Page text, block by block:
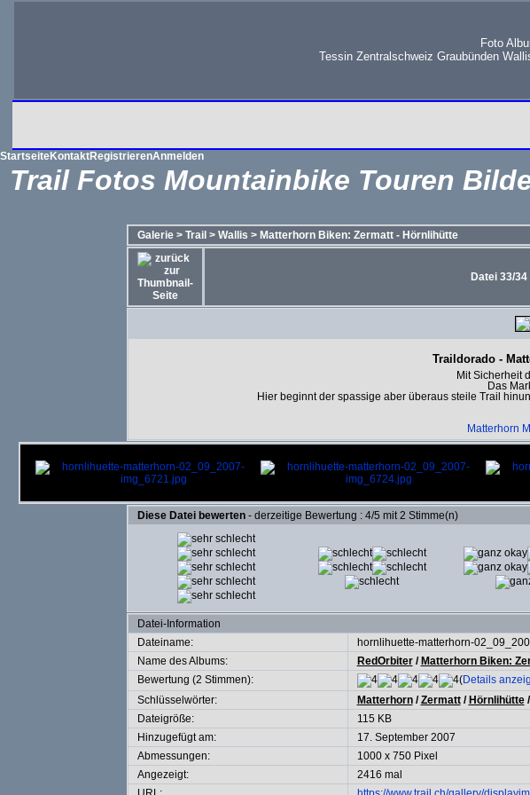
Foto
Tessin Zentralschweiz Graubünden
StartseiteKontaktRegistrierenAnmelden
Trail Fotos Mountainbike Touren
Galerie> Trail > Wallis > Matterhorn Biken: Zermatt - Hörnlihütte
Datei 33/34
Traildorado -
Mit Sicherheit
Das
Hier beginnt der spassige aber überaus steile Trail
Matterhorn
Diese Datei bewerten- derzeitige Bewertung : 4/5 mit 2 Stimme(n)
Datei-Information
Dateiname:
hornlihuette-matterhorn-
Name des Albums:
RedOrbiter/ Matterhorn Biken:
Bewertung (2 Stimmen):
(Details
Schlüsselwörter:
Matterhorn/Zermatt/ Hörnlihütte/
Dateigröße:
115 KB
Hinzugefügt am:
17. September 2007
Abmessungen:
1000 x 750 Pixel
Angezeigt:
2416 mal